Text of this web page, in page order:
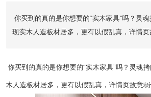
你买到的真的是你想要的“实木家具”吗？灵
现实木人造板材居多，更有以假乱真，详情
你买到的真的是你想要的“实木家具”吗？灵魂
木人造板材居多，更有以假乱真，详情页故意